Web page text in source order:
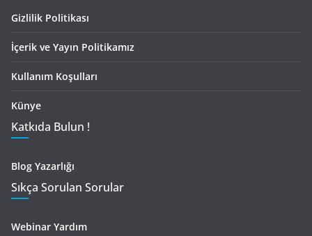
Gizlilik Politikası
İçerik ve Yayın Politikamız
Kullanım Koşulları
Künye
Katkıda Bulun !
Blog Yazarlığı
Sıkça Sorulan Sorular
Webinar Yardım